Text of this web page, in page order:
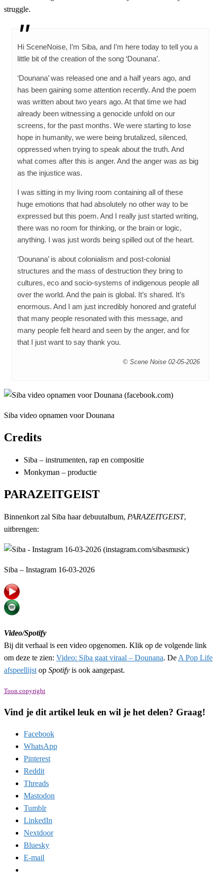
struggle.
Hi SceneNoise, I’m Siba, and I’m here today to tell you a
little bit of the creation of the song ‘Dounana’.
‘Dounana’ was released one and a half years ago, and
has been gaining some attention recently. And the poem
was written about two years ago. At that time we had
already been witnessing a genocide unfold on our
screens, for the past months. We were starting to lose
hope in humanity, we were being brutalized, silenced,
oppressed when trying to speak about the truth. And
what comes after this is anger. And the anger was as big
as the injustice was.
I was sitting in my living room containing all of these
huge emotions that had absolutely no other way to be
expressed but this poem. And I really just started writing,
there was no room for thinking, or the brain or logic,
anything. I was just words being spilled out of the heart.
‘Dounana’ is about colonialism and post-colonial
structures and the mass of destruction they bring to
cultures, eco and socio-systems of indigenous people all
over the world. And the pain is global. It’s shared. It’s
enormous. And I am just incredibly honored and grateful
that many people resonated with this message, and
many people felt heard and seen by the anger, and for
that I just want to say thank you.
© Scene Noise 02-05-2026
Siba video opnamen voor Dounana
Credits
Siba – instrumenten, rap en compositie
Monkyman – productie
PARAZEITGEIST
Binnenkort zal Siba haar debuutalbum, PARAZEITGEIST,
uitbrengen:
Siba – Instagram 16-03-2026
Video/Spotify
Bij dit verhaal is een video opgenomen. Klik op de volgende link
om deze te zien: Video: Siba gaat viraal – Dounana. De A Pop Life
afspeellijst op Spotify is ook aangepast.
Toon copyright
Vind je dit artikel leuk en wil je het delen? Graag!
Facebook
WhatsApp
Pinterest
Reddit
Threads
Mastodon
Tumblr
LinkedIn
Nextdoor
Bluesky
E-mail